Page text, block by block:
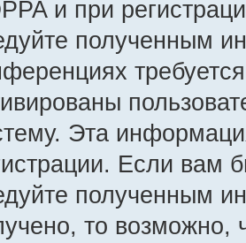
и при
полученным
Эта
Если вам
полученным
то возможно,